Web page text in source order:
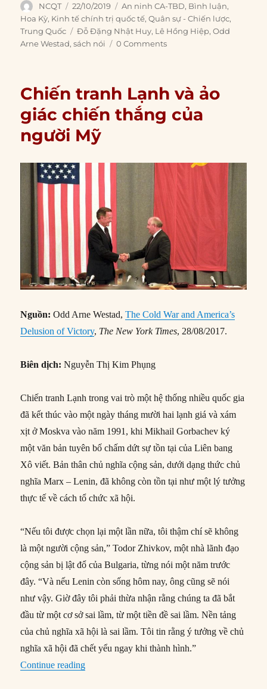
Author
NCQT
Posted
on
22/10/2019 Categories
An ninh CA-TBD, Bình luận,
Hoa Kỳ, Kinh tế chính trị quốc tế,Quân sự - Chiến lược,
Trung Quốc
Tags
Đỗ Đặng Nhật Huy, Lê Hồng Hiệp,Odd
Arne Westad,sách nói 0 Comments
Chiến tranh Lạnh và ảo
giác chiến thắng của
người Mỹ
Nguồn: Odd Arne Westad,The Cold War and America’s
Delusion of Victory, The New York Times, 28/08/2017.
Biên dịch: Nguyễn Thị Kim Phụng
Chiến tranh Lạnh trong vai trò một hệ thống nhiều quốc gia
đã kết thúc vào một ngày tháng mười hai lạnh giá và xám
xịt ở Moskva vào năm 1991, khi Mikhail Gorbachev ký
một văn bản tuyên bố chấm dứt sự tồn tại của Liên bang
Xô viết. Bản thân chủ nghĩa cộng sản, dưới dạng thức chủ
nghĩa Marx – Lenin, đã không còn tồn tại như một lý tưởng
thực tế về cách tổ chức xã hội.
“Nếu tôi được chọn lại một lần nữa, tôi thậm chí sẽ không
là một người cộng sản,” Todor Zhivkov, một nhà lãnh đạo
cộng sản bị lật đổ của Bulgaria, từng nói một năm trước
đây. “Và nếu Lenin còn sống hôm nay, ông cũng sẽ nói
như vậy. Giờ đây tôi phải thừa nhận rằng chúng ta đã bắt
đầu từ một cơ sở sai lầm, từ một tiền đề sai lầm. Nền tảng
của chủ nghĩa xã hội là sai lầm. Tôi tin rằng ý tưởng về chủ
nghĩa xã hội đã chết yểu ngay khi thành hình.”
Continue reading“Chiến tranh Lạnh và ảo giác chiến thắng của